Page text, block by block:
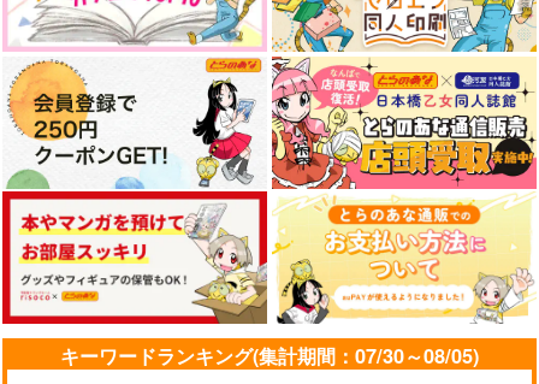
キーワードランキング(集計期間：07/30～08/05)